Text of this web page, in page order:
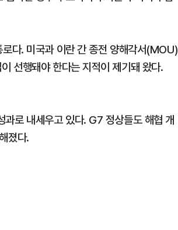
다. 미국과 이란 간 종전 양해각서(MOU)
선행돼야 한다는 지적이 제기돼 왔다.
로 내세우고 있다. G7 정상들도 해협 개
졌다.